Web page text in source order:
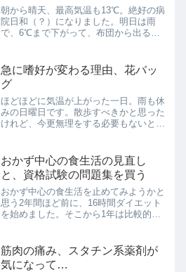
朝から晴天、最高気温も13℃。絶好の病
院日和（？）になりました。明日は雨
で、6℃まで下がって、布団から出るの
億劫になってしまうので…今日、踏ん切
りがついて良かったです。...
急に嗜好が変わる理由、花バッ
グ
ほどほどに気温が上がった一日。雨も休
みの日曜日です。散歩すべきかと思った
けれど、今更無理をする必要もないと気
年、朝食や間食にプレーンヨーグルトを
食べていました。それが最近...
おかず中心の食生活の見直し
と、資格試験の問題集を買う
おかず中心の食生活を止めてみようかと
思う2年間ほど前に、16時間ダイエット
を始めました。そこから1年は比較的順
て、健康診断で再検査の項目が3つも出
て、特に血中のLDLコレ...
筋肉の痛み、スタチン系薬剤が
気になって…